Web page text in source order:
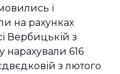
і
на рахунках
Вербицькій з
нарахували 616
з лютого